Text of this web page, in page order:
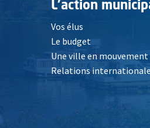
L'action
Vos élus
Le budget
Une ville en mouvement
Relations
Ouvre une nouvelle fenêtre